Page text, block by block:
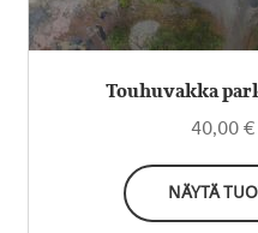
Touhuvakka
40,00 €
NÄYTÄ